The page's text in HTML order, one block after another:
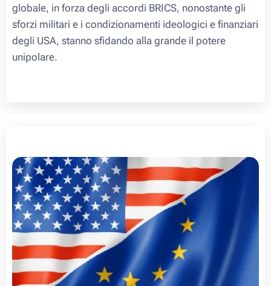
globale, in forza degli accordi BRICS, nonostante gli
sforzi militari e i condizionamenti ideologici e finanziari
degli USA, stanno sfidando alla grande il potere
unipolare.